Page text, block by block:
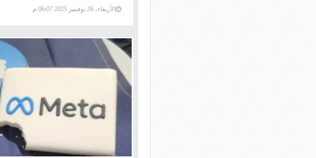
الأربعاء، 26 نوفمبر 2025 06:07 م